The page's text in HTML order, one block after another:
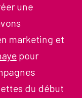
une
marketing et
pour
du début